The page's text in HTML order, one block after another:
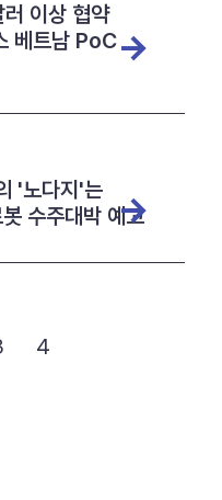
이상 협약
베트남 PoC
'노다지'는
수주대박 예고
4